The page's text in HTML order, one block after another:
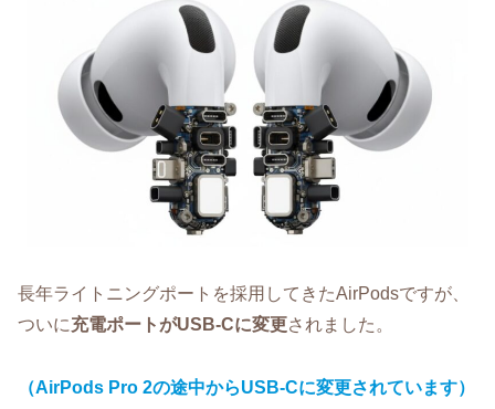
長年ライトニングポートを採用してきたAirPodsですが、
ついに充電ポートがUSB-Cに変更されました。
（AirPods Pro 2の途中からUSB-Cに変更されています）